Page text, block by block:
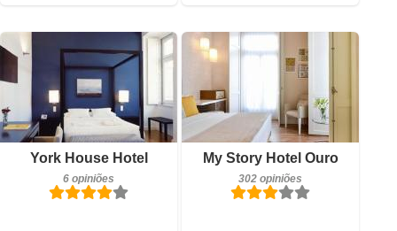
York House Hotel
6 opiniões
6 opiniões
Detalhes
Reservar
My Story Hotel Ouro
302 opiniões
302 opiniões